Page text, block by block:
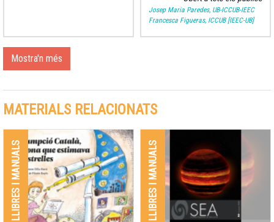
Josep Maria Paredes, UB-ICCUB-IEEC
Francesca Figueras, ICCUB [IEEC-UB]
Mostra'n més
MATERIALS RELACIONATS
LLIBRES I MANUALS LLIBRES I MANUALS